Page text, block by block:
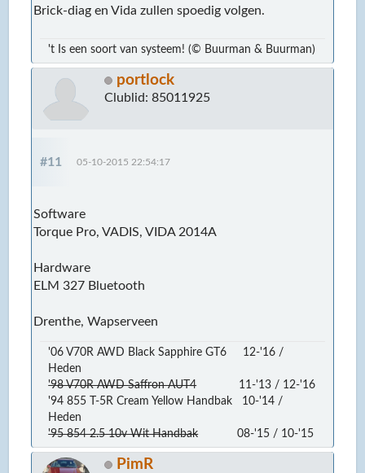
Brick-diag en Vida zullen spoedig volgen.
't Is een soort van systeem! (© Buurman & Buurman)
portlock
Clublid: 85011925
#11 05-10-2015 22:54:17
Software
Torque Pro, VADIS, VIDA 2014A
Hardware
ELM 327 Bluetooth
Drenthe, Wapserveen
'06 V70R AWD Black Sapphire GT6 12-'16 /
Heden
'98 V70R AWD Saffron AUT411-'13 / 12-'16
'94 855 T-5R Cream Yellow Handbak 10-'14 /
Heden
'95 854 2.5 10v Wit Handbak08-'15 / 10-'15
PimR